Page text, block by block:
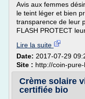
Avis aux femmes
le teint léger et bien
transparence de leur
FLASH PROTECT
Lire la suite
Date: 2017-07-29
Site : http://coin-
Crème solaire
certifiée bio